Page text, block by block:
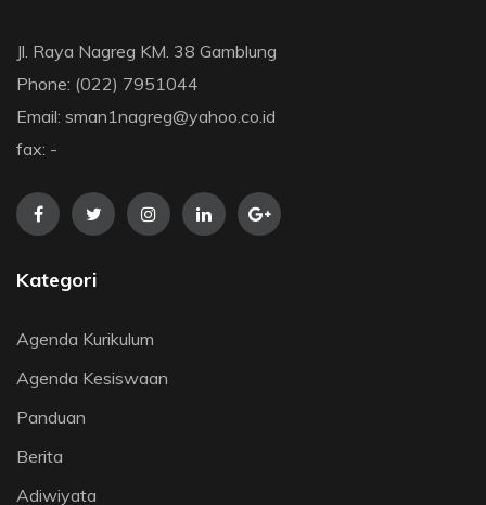
Jl. Raya Nagreg KM. 38 Gamblung
Phone: (022) 7951044
Email: sman1nagreg@yahoo.co.id
fax: -
Kategori
Agenda Kurikulum
Agenda Kesiswaan
Panduan
Berita
Adiwiyata